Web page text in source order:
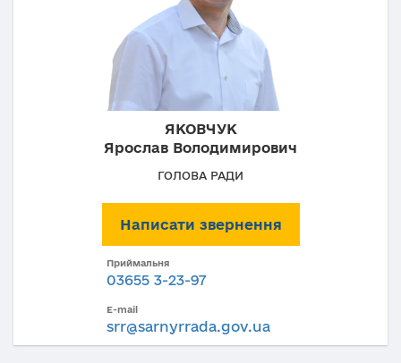
ЯКОВЧУК
Ярослав Володимирович
ГОЛОВА РАДИ
Написати звернення
Приймальня
03655 3-23-97
E-mail
srr@sarnyrrada.gov.ua